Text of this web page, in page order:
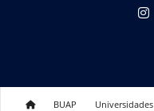
BUAP Universidades